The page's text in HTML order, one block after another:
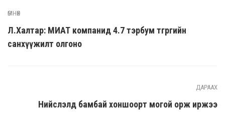
ӨМНӨХ
Л.Халтар: МИАТ компанид 4.7 тэрбум төгрөгийн
санхүүжилт олгоно
ДАРААХ
Нийслэлд бамбай хоншоорт могой орж иржээ